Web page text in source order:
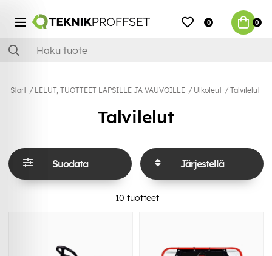
0 0
Start LELUT, TUOTTEET LAPSILLE JA VAUVOILLE Ulkoleut Talvilelut
Talvilelut
Suodata Järjestellä
10 tuotteet